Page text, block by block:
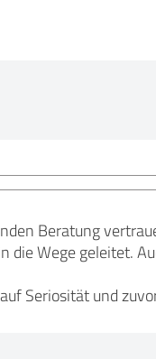
Beratung
Wege geleitet.
Seriosität und